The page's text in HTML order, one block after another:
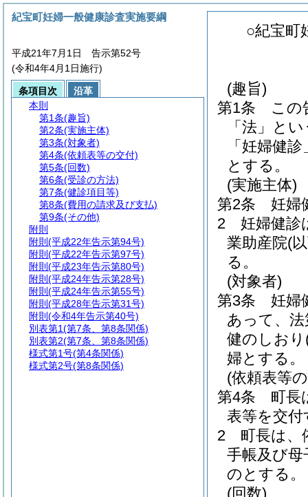
○紀宝町
(趣旨)
第1条
この
「法」と
「妊婦健
とする。
(実施主体)
第2条
妊婦
2
妊婦健診
業助産院(
る。
(対象者)
第3条
妊婦
あって、
健のしおり
婦とする。
(依頼表等
第4条
町長
表等を交
2
町長は、
手帳及び
のとする。
(回数)
紀宝町妊婦一般健康診査実施要綱
平成21年7月1日 告示第52号
(令和4年4月1日施行)
条項目次
沿革
本則
第1条(趣旨)
第2条(実施主体)
第3条(対象者)
第4条(依頼表等の交付)
第5条(回数)
第6条(受診の方法)
第7条(健診項目等)
第8条(費用の請求及び支払)
第9条(その他)
附則
附則 (平成22年告示第94号)
附則 (平成22年告示第97号)
附則 (平成23年告示第80号)
附則 (平成24年告示第28号)
附則 (平成24年告示第55号)
附則 (平成28年告示第31号)
附則 (令和4年告示第40号)
別表第1(第7条、第8条関係)
別表第2(第7条、第8条関係)
様式第1号(第4条関係)
様式第2号(第8条関係)